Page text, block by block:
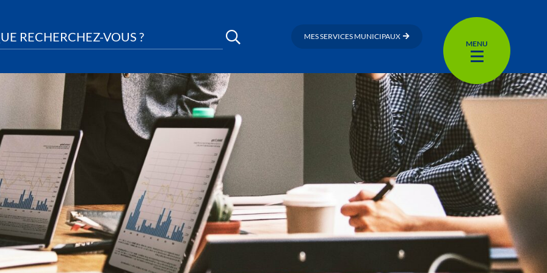
RECHERCHEZ-VOUS ? MES SERVICES MUNICIPAUX
MENU